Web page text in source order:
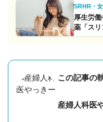
SRHR・
厚生労
薬「ス
して使
この記事の
産婦人科医